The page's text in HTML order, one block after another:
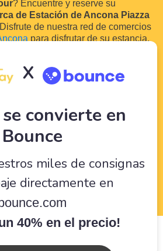
? Encuentre y reserve su
de Estación de Ancona Piazza
de nuestra red de comercios
para disfrutar de su estancia.
de equipaje
de Ancona Piazza Cavour le
equipaje y sus bolsas de forma
X
convierte en
Bounce
miles de consignas
directamente en
40% en el precio!